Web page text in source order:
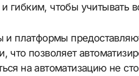
гибким, чтобы учитывать
и платформы
что позволяет
на автоматизацию не